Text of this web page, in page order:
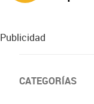
Publicidad
CATEGORÍAS